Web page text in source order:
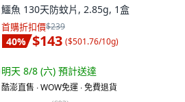
鱷魚 130天防蚊片, 2.85g, 1盒
首購折扣價$239
40% $143 ($501.76/10g)
明天 8/8 (六) 預計送達
酷澎直售 ∙ WOW免運 ∙ 免費退貨